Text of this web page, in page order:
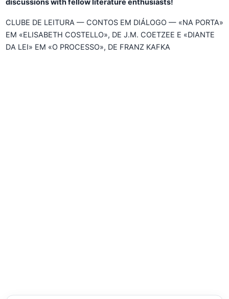
discussions with fellow literature enthusiasts!
CLUBE DE LEITURA — CONTOS EM DIÁLOGO — «NA PORTA»
EM «ELISABETH COSTELLO», DE J.M. COETZEE E «DIANTE
DA LEI» EM «O PROCESSO», DE FRANZ KAFKA